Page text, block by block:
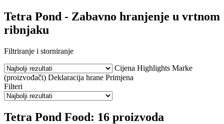
Tetra Pond - Zabavno hranjenje u vrtnom
ribnjaku
Filtriranje i storniranje
Cijena Highlights Marke
(proizvođači) Deklaracija hrane Primjena
Filteri
Tetra Pond Food: 16 proizvoda